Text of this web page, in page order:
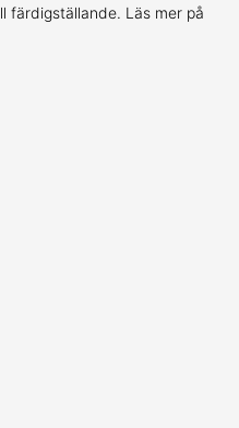
färdigställande. Läs mer på